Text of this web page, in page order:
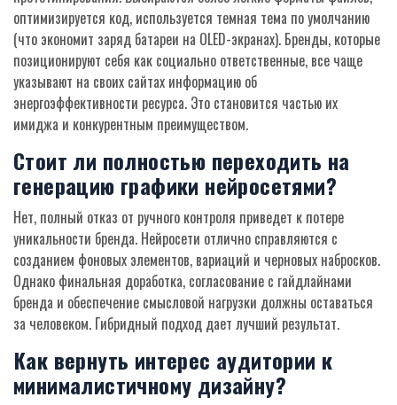
оптимизируется код, используется темная тема по умолчанию
(что экономит заряд батареи на OLED-экранах). Бренды, которые
позиционируют себя как социально ответственные, все чаще
указывают на своих сайтах информацию об
энергоэффективности ресурса. Это становится частью их
имиджа и конкурентным преимуществом.
Стоит ли полностью переходить на
генерацию графики нейросетями?
Нет, полный отказ от ручного контроля приведет к потере
уникальности бренда. Нейросети отлично справляются с
созданием фоновых элементов, вариаций и черновых набросков.
Однако финальная доработка, согласование с гайдлайнами
бренда и обеспечение смысловой нагрузки должны оставаться
за человеком. Гибридный подход дает лучший результат.
Как вернуть интерес аудитории к
минималистичному дизайну?